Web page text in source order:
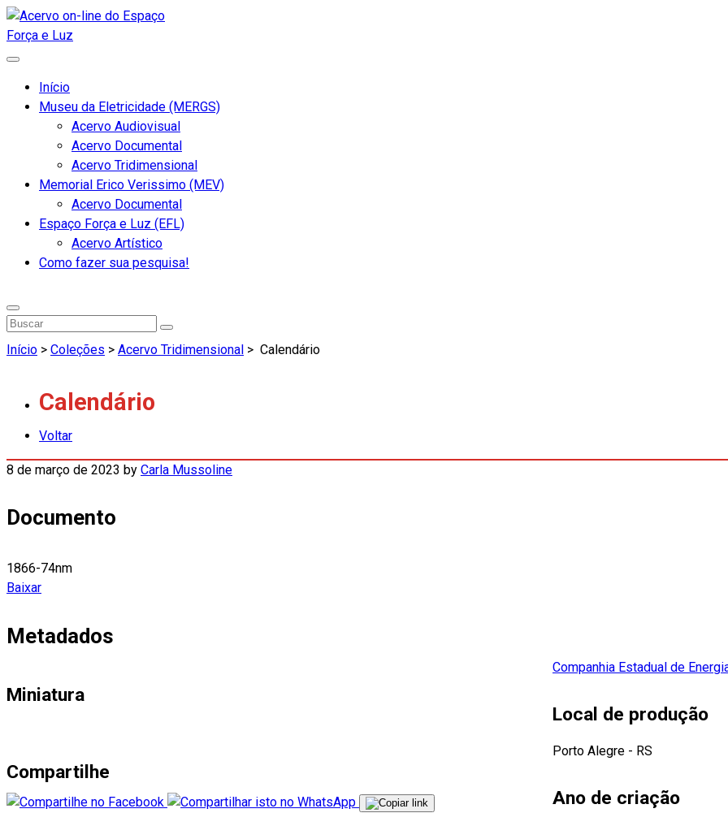
Início
Museu da Eletricidade (MERGS)
Acervo Audiovisual
Acervo Documental
Acervo Tridimensional
Memorial Erico Verissimo (MEV)
Acervo Documental
Espaço Força e Luz (EFL)
Acervo Artístico
Como fazer sua pesquisa!
Início > Coleções > Acervo Tridimensional > Calendário
Calendário
Voltar
8 de março de 2023 by Carla Mussoline
Documento
1866-74nm
Baixar
Metadados
Miniatura
Compartilhe
Companhia Estadual de
Local de produção
Porto Alegre - RS
Ano de criação